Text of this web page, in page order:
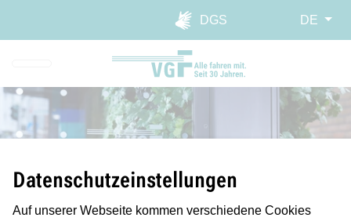
Direkt zur Hauptnavigation
Direkt zum Inhalt springen
Webseiten-Barriere melden
DGS
DE
Datenschutzeinstellungen
Auf unserer Webseite kommen verschiedene Cookies